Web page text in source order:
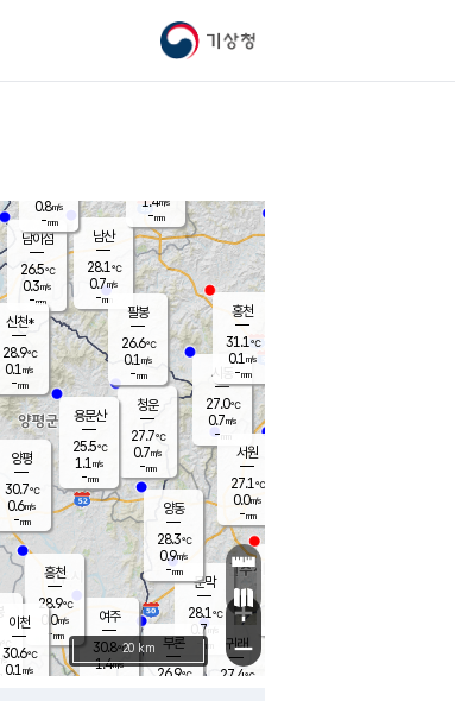
기상청
문막
28.1℃
0.7m/s
mm
남이섬
26.5℃
0.3m/s
-mm
부론
26.9℃
남산
28.1℃
0.7m/s
-mm
청운
27.7℃
0.7m/s
-mm
팔봉
26.6℃
0.1 m/s
-mm
여주
30.8℃
1.4m/s
양동
28.3℃
0.9m/s
-mm
0.8m/s
-mm
신천*
28.9℃
0.1 m/s
-mm
흥천
28.9℃
0.0m/s
-mm
m/s
시동
27.0℃
0.7m/s
- mm
귀래
27.4℃
서원
27.1℃
0.0m/s
-mm
용문산
25.5℃
1.1 m/s
-mm
홍천
31.1℃
0.1 m/s
-mm
이천
30.6℃
0.1 m/s
양평
30.7℃
0.6m/s
-mm
1.4m/s
-mm
+
−
20 km